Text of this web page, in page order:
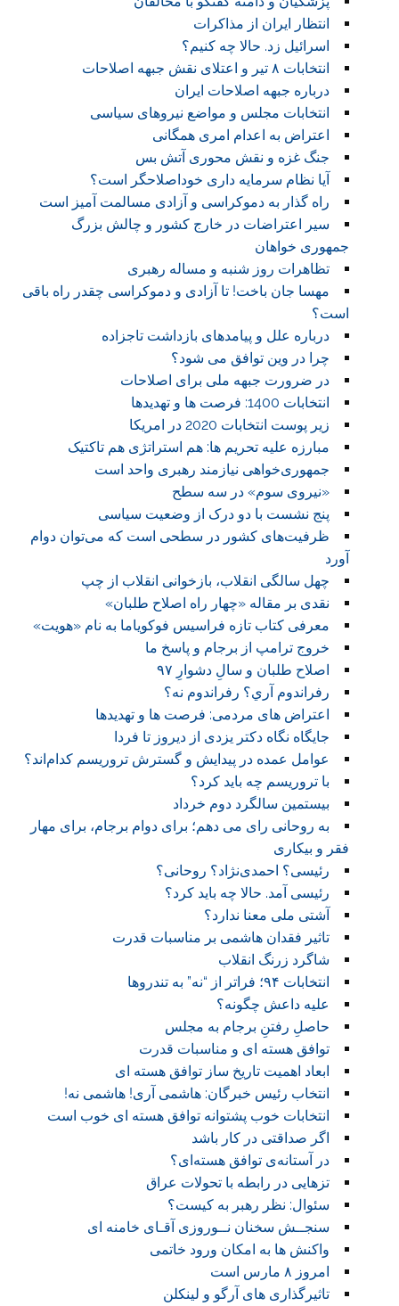
انتظار ایران از مذاکرات
اسرائیل زد. حالا چه کنیم؟
انتخابات ۸ تیر و اعتلای نقش جبهه اصلاحات
درباره جبهه اصلاحات ایران
انتخابات مجلس و مواضع نیروهای سیاسی
اعتراض به اعدام امری همگانی
جنگ غزه و نقش محوری آتش بس
آیا نظام سرمایه داری خوداصلاحگر است؟
راه گذار به دموکراسی و آزادی مسالمت آمیز است
سیر اعتراضات در خارج کشور و چالش بزرگ
جمهوری خواهان
تظاهرات روز شنبه و مساله رهبری
مهسا جان باخت! تا آزادی و دموکراسی چقدر راه باقی
است؟
درباره علل و پیامدهای بازداشت تاجزاده
چرا در وین توافق می شود؟
در ضرورت جبهه ملی برای اصلاحات
انتخابات 1400: فرصت ها و تهدیدها
زیر پوست انتخابات 2020 در امریکا
مبارزه علیه تحریم ها: هم استراتژی هم تاکتیک
جمهوری‌خواهی نیازمند رهبری واحد است
«نیروی سوم» در سه سطح
پنج نشست با دو درک از وضعیت سیاسی
ظرفیت‌های کشور در سطحی است که می‌توان دوام
آورد
چهل سالگی انقلاب، بازخوانی انقلاب از چپ
نقدی بر مقاله «چهار راه اصلاح طلبان»
معرفی کتاب تازه فراسیس فوکویاما به نام «هویت»
خروج ترامپ از برجام و پاسخ ما
اصلاح طلبان و سالِ دشوارِ ۹۷
رفراندوم آري؟ رفراندوم نه؟
اعتراض های مردمی: فرصت ها و تهدیدها
جایگاه نگاه دکتر یزدی از دیروز تا فردا
عوامل عمده در پیدایش و گسترش تروریسم کدام‌اند؟
با تروریسم چه باید کرد؟
بیستمین سالگرد دوم خرداد
به روحانی رای می دهم؛ برای دوام برجام، برای مهار
فقر و بیکاری
رئیسی؟ احمدی‌نژاد؟ روحانی؟
رئیسی آمد. حالا چه باید کرد؟
آشتی ملی معنا ندارد؟
تاثیر فقدان هاشمی بر مناسبات قدرت
شاگرد زرنگ انقلاب
انتخابات ۹۴؛ فراتر از “نه” به تندروها
علیه داعش چگونه؟
حاصلِ رفتنِ برجام به مجلس
توافق هسته ای و مناسبات قدرت
ابعاد اهمیت تاریخ ساز توافق هسته ای
انتخاب رئیس خبرگان: هاشمی آری! هاشمی نه!
انتخابات خوب پشتوانه توافق هسته ای خوب است
اگر صداقتی در کار باشد
در آستانه‌ی توافق هسته‌ای؟
تزهایی در رابطه با تحولات عراق
سئوال: نظر رهبر به کیست؟
سنجــش سخنان نــوروزی آقـای خامنه ای
واکنش ها به امکان ورود خاتمی
امروز ۸ مارس است
تاثیرگذاری های آرگو و لینکلن